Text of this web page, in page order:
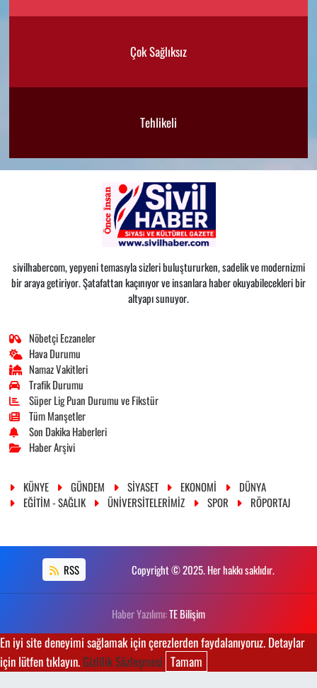
Çok Sağlıksız
Tehlikeli
sivilhabercom, yepyeni temasıyla sizleri buluştururken, sadelik ve modernizmi
bir araya getiriyor. Şatafattan kaçınıyor ve insanlara haber okuyabilecekleri bir
altyapı sunuyor.
Nöbetçi Eczaneler
Hava Durumu
Namaz Vakitleri
Trafik Durumu
Süper Lig Puan Durumu ve Fikstür
Tüm Manşetler
Son Dakika Haberleri
Haber Arşivi
KÜNYE GÜNDEM SİYASET EKONOMİ
DÜNYA
EĞİTİM - SAĞLIK
ÜNİVERSİTELERİMİZ SPOR RÖPORTAJ
RSS Copyright © 2025. Her hakkı saklıdır.
Haber Yazılımı:TE Bilişim
En iyi site deneyimi sağlamak için çerezlerden faydalanıyoruz. Detaylar
için lütfen tıklayın.Gizlilik Sözleşmesi Tamam